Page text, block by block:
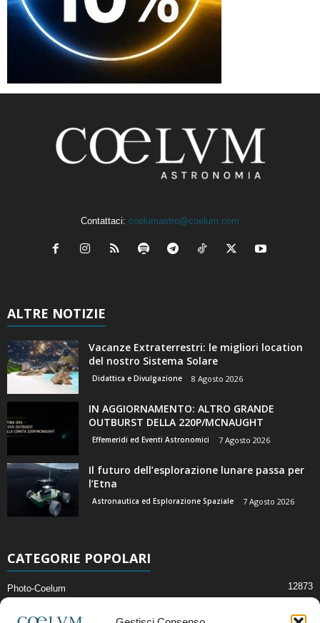
Contattaci: coelumastro@coelum.com
ALTRE NOTIZIE
Vacanze Extraterrestri: le migliori location
del nostro Sistema Solare
Didattica e Divulgazione 8 Agosto 2026
IN AGGIORNAMENTO: ALTRO GRANDE
OUTBURST DELLA 220P/MCNAUGHT
Effemeridi ed Eventi Astronomici 7 Agosto 2026
Il futuro dell’esplorazione lunare passa per
l’Etna
Astronautica ed Esplorazione Spaziale 7 Agosto 2026
CATEGORIE POPOLARI
Photo-Coelum 12873